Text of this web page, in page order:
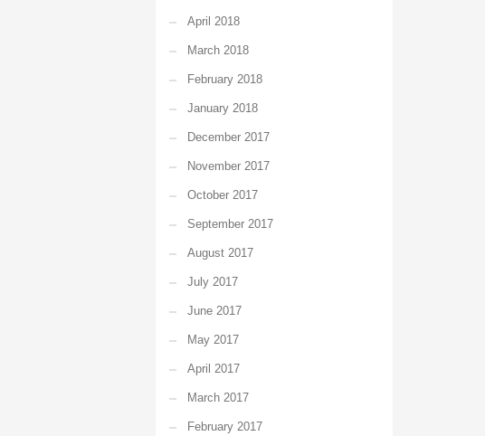
April 2018
March 2018
February 2018
January 2018
December 2017
November 2017
October 2017
September 2017
August 2017
July 2017
June 2017
May 2017
April 2017
March 2017
February 2017